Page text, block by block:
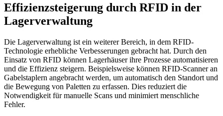
Effizienzsteigerung durch RFID in der
Lagerverwaltung
Die Lagerverwaltung ist ein weiterer Bereich, in dem RFID-
Technologie erhebliche Verbesserungen gebracht hat. Durch den
Einsatz von RFID können Lagerhäuser ihre Prozesse automatisieren
und die Effizienz steigern. Beispielsweise können RFID-Scanner an
Gabelstaplern angebracht werden, um automatisch den Standort und
die Bewegung von Paletten zu erfassen. Dies reduziert die
Notwendigkeit für manuelle Scans und minimiert menschliche
Fehler.